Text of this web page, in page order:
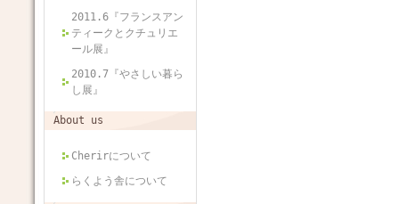
2011.6『フランスアン
ティークとクチュリエ
ール展』
2010.7『やさしい暮ら
し展』
About us
Cherirについて
らくよう舎について